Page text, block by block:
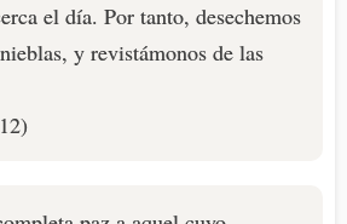
el día. Por tanto, desechemos
y revistámonos de las